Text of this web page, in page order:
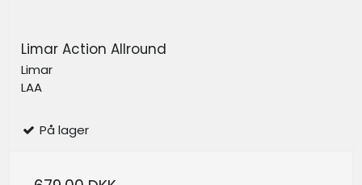
Limar Action Allround
Limar
LAA
På lager